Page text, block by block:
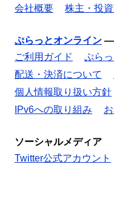
会社概要 株主・投
ぷらっとオンライン —
ご利用ガイド
ぷら
配送・決済について
個人情報取り扱い方針
IPv6への取り組み
ソーシャルメディア
Twitter公式アカウント